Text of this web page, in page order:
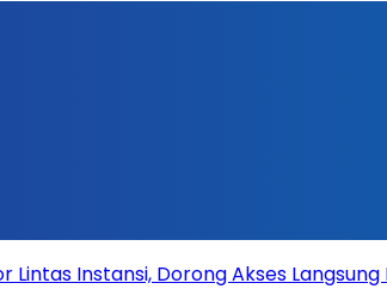
Lintas Instansi, Dorong Akses